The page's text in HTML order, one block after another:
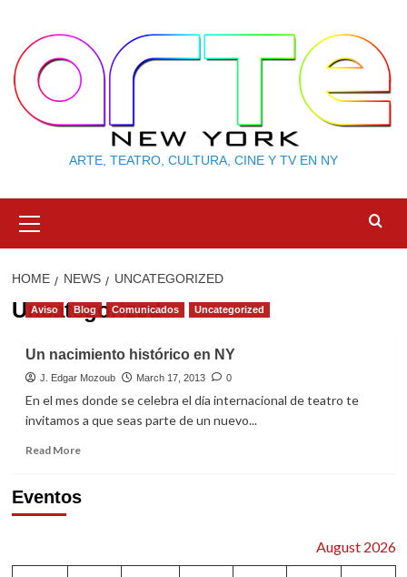
content
ARTE, TEATRO, CULTURA, CINE Y TV EN NY
Menu
HOME NEWS UNCATEGORIZED
Uncategorized
Aviso Blog Comunicados Uncategorized
Un nacimiento histórico en NY
J. Edgar Mozoub March 17, 2013 0
En el mes donde se celebra el día internacional de teatro te
invitamos a que seas parte de un nuevo...
Read MoreRead
Un
NY
Eventos
August 2026